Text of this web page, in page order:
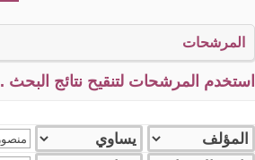
المرشحات
استخدم المرشحات لتنقيح نتائج البحث .